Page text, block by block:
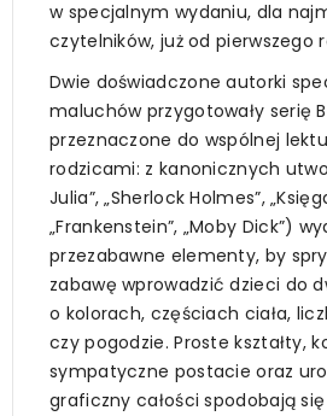
w specjalnym wydaniu, dla
czytelników, już od pierwszego
Dwie doświadczone autorki
maluchów przygotowały serię
przeznaczone do wspólnej
rodzicami: z kanonicznych
Julia”, „Sherlock Holmes”,
„Frankenstein”, „Moby Dick”)
przezabawne elementy, by
zabawę wprowadzić dzieci do
o kolorach, częściach ciała,
czy pogodzie. Proste kształty,
sympatyczne postacie oraz
graficzny całości spodobają